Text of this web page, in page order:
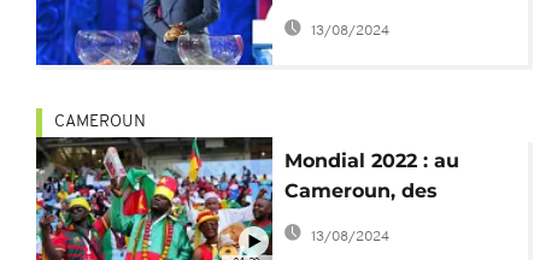
un youtubeur devient
13/08/2024
CAMEROUN
Mondial 2022 : au
Cameroun, des
regrets après le revers
contre la Suisse
13/08/2024